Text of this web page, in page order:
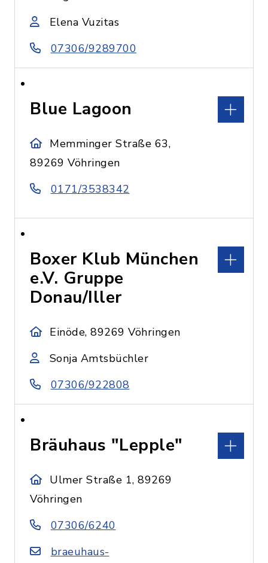
Elena Vuzitas
07306/9289700
Blue Lagoon
Memminger Straße 63,
89269 Vöhringen
0171/3538342
Boxer Klub München
e.V. Gruppe
Donau/Iller
Einöde, 89269 Vöhringen
Sonja Amtsbüchler
07306/922808
Bräuhaus "Lepple"
Ulmer Straße 1, 89269
Vöhringen
07306/6240
braeuhaus-